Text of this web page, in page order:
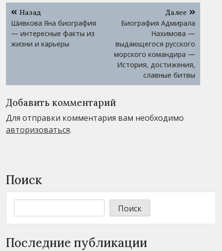
Навигация
по
записям
Назад
Шивкова Яна биография
— интересные факты из
жизни и карьеры
Далее
Биография Адмирала
Нахимова —
выдающегося русского
морского командира —
История, достижения,
славные битвы
Добавить комментарий
Для отправки комментария вам необходимо
авторизоваться.
Поиск
Поиск
Последние публикации